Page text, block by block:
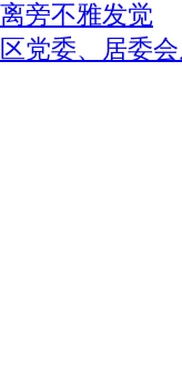
旁不雅发觉
党委、居委